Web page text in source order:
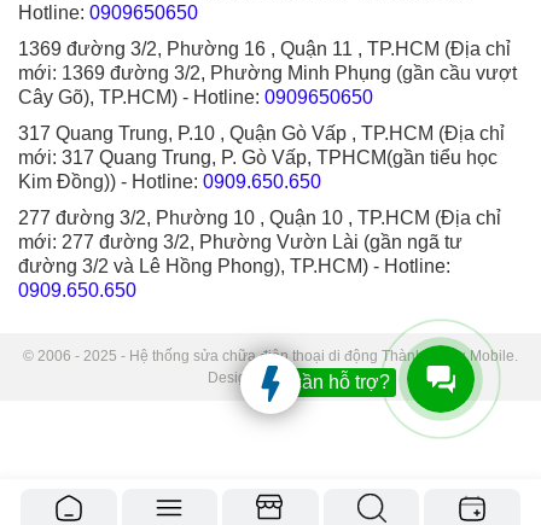
Hotline: 0909650650
1369 đường 3/2, Phường 16 , Quận 11 , TP.HCM (Địa chỉ
mới: 1369 đường 3/2, Phường Minh Phụng (gần cầu vượt
Cây Gõ), TP.HCM) - Hotline: 0909650650
317 Quang Trung, P.10 , Quận Gò Vấp , TP.HCM (Địa chỉ
mới: 317 Quang Trung, P. Gò Vấp, TPHCM(gần tiểu học
Kim Đồng)) - Hotline: 0909.650.650
277 đường 3/2, Phường 10 , Quận 10 , TP.HCM (Địa chỉ
mới: 277 đường 3/2, Phường Vườn Lài (gần ngã tư
đường 3/2 và Lê Hồng Phong), TP.HCM) - Hotline:
0909.650.650
© 2006 - 2025 - Hệ thống sửa chữa điện thoại di động Thành Trung Mobile.
Designed by Sudo.
Bạn cần hỗ trợ?